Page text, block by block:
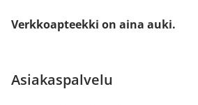
Verkkoapteekki on aina auki.
Asiakaspalvelu